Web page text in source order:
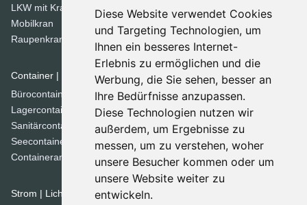
Diese Website verwendet Cookies
und Targeting Technologien, um
Ihnen ein besseres Internet-
Erlebnis zu ermöglichen und die
Werbung, die Sie sehen, besser an
Ihre Bedürfnisse anzupassen.
Diese Technologien nutzen wir
außerdem, um Ergebnisse zu
messen, um zu verstehen, woher
unsere Besucher kommen oder um
unsere Website weiter zu
entwickeln.
LKW mit Kran
Mobilkran
Raupenkran
Container | Raumsysteme
Bürocontainer
Lagercontainer
Sanitärcontainer
Seecontainer
Containeranlage
Strom | Licht | Luft
Dozer
Planierraupen
Spezial Geräte
Grabenfräse
Betonmischer
Kommunaltechnik
Straßenfräsen
Straßenfertiger
Brechanlagen